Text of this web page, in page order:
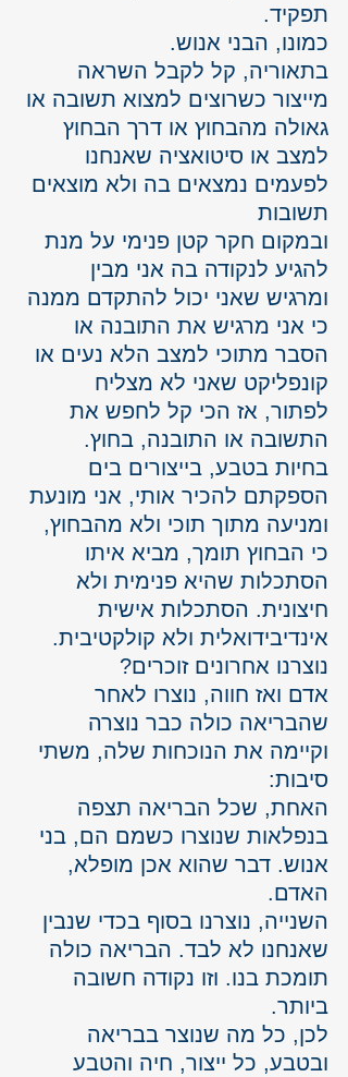
תפקיד.
כמונו, הבני אנוש.
בתאוריה, קל לקבל השראה
מייצור כשרוצים למצוא תשובה או
גאולה מהבחוץ או דרך הבחוץ
למצב או סיטואציה שאנחנו
לפעמים נמצאים בה ולא מוצאים
תשובות
ובמקום חקר קטן פנימי על מנת
להגיע לנקודה בה אני מבין
ומרגיש שאני יכול להתקדם ממנה
כי אני מרגיש את התובנה או
הסבר מתוכי למצב הלא נעים או
קונפליקט שאני לא מצליח
לפתור, אז הכי קל לחפש את
התשובה או התובנה, בחוץ.
בחיות בטבע, בייצורים בים
הספקתם להכיר אותי, אני מונעת
ומניעה מתוך תוכי ולא מהבחוץ,
כי הבחוץ תומך, מביא איתו
הסתכלות שהיא פנימית ולא
חיצונית. הסתכלות אישית
אינדיבידואלית ולא קולקטיבית.
נוצרנו אחרונים זוכרים?
אדם ואז חווה, נוצרו לאחר
שהבריאה כולה כבר נוצרה
וקיימה את הנוכחות שלה, משתי
סיבות:
האחת, שכל הבריאה תצפה
בנפלאות שנוצרו כשמם הם, בני
אנוש. דבר שהוא אכן מופלא,
האדם.
השנייה, נוצרנו בסוף בכדי שנבין
שאנחנו לא לבד. הבריאה כולה
תומכת בנו. וזו נקודה חשובה
ביותר.
לכן, כל מה שנוצר בבריאה
ובטבע, כל ייצור, חיה והטבע